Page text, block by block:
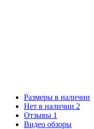
Размеры в наличии
Нет в наличии 2
Отзывы 1
Видео обзоры